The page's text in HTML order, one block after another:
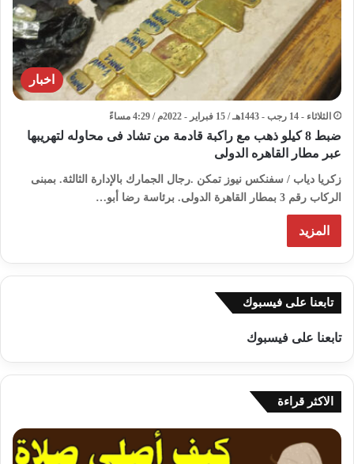
اخبار
الثلاثاء - 14 رجب - 1443هـ / 15 فبراير - 2022م / 4:29 مساءً
ضبط 8 كيلو ذهب مع راكبة قادمة من تشاد فى محاوله لتهريبها
عبر مطار القاهره الدولى
زكريا دياب / سفنكس نيوز تمكن .رجال الجمارك بالإدارة الثالثة. بمبنى
الركاب رقم 3 بمطار القاهرة الدولى. برئاسة رضا أبو…
المزيد
تابعنا على فيسبوك
تابعنا على فيسبوك
الاكثر قراءة